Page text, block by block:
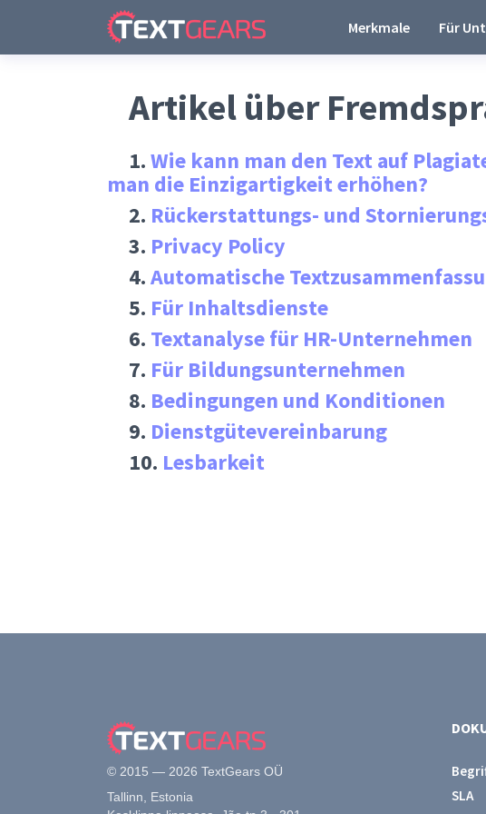
Merkmale Für
Artikel über
1.Wie kann man den Text auf
man die Einzigartigkeit erhöhen?
2. Rückerstattungs- und
3. Privacy Policy
4.Automatische
5. Für Inhaltsdienste
6. Textanalyse für HR-Unternehmen
7. Für Bildungsunternehmen
8. Bedingungen und Konditionen
9. Dienstgütevereinbarung
10. Lesbarkeit
© 2015 — 2026 TextGears OÜ
Tallinn, Estonia
SLA